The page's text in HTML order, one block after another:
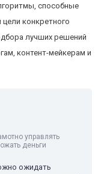
способные
конкретного
лучших решений
контент-мейкерам и
управлять
деньги
ожидать